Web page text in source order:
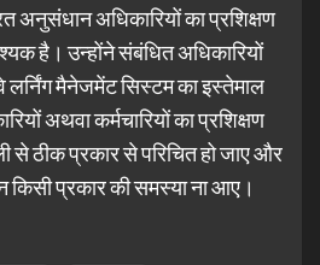
अनुसंधान अधिकारियों का प्रशिक्षण
है। उन्होंने संबंधित अधिकारियों
लर्निंग मैनेजमेंट सिस्टम का इस्तेमाल
अथवा कर्मचारियों का प्रशिक्षण
से ठीक प्रकार से परिचित हो जाए और
किसी प्रकार की समस्या ना आए।